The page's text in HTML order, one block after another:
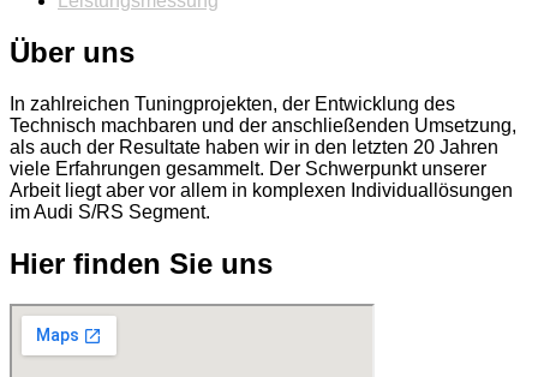
Über uns
In zahlreichen Tuningprojekten, der Entwicklung des
Technisch machbaren und der anschließenden Umsetzung,
als auch der Resultate haben wir in den letzten 20 Jahren
viele Erfahrungen gesammelt. Der Schwerpunkt unserer
Arbeit liegt aber vor allem in komplexen Individuallösungen
im Audi S/RS Segment.
Hier finden Sie uns